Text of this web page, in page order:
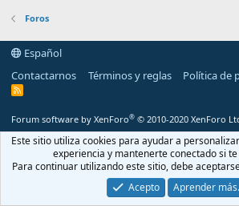
Foros
Español
Contactarnos
Términos y reglas Política de
R
Forum software by XenForo® © 2010-2020 XenForo
Este sitio utiliza cookies para ayudar a
experiencia y mantenerte conectado si
Para continuar utilizando este sitio, debe
Acepto
Aprender